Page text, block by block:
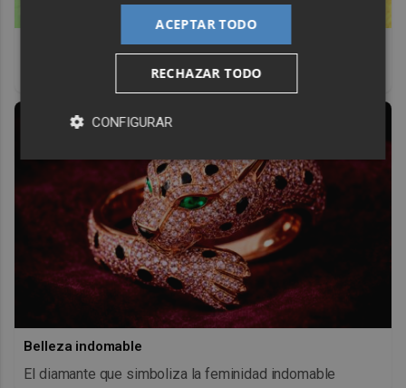
Viaja sin visado
Los pasaportes que más puertas abren ¿está el tuyo?
Belleza indomable
El diamante que simboliza la feminidad indomable
ACEPTAR TODO
RECHAZAR TODO
CONFIGURAR